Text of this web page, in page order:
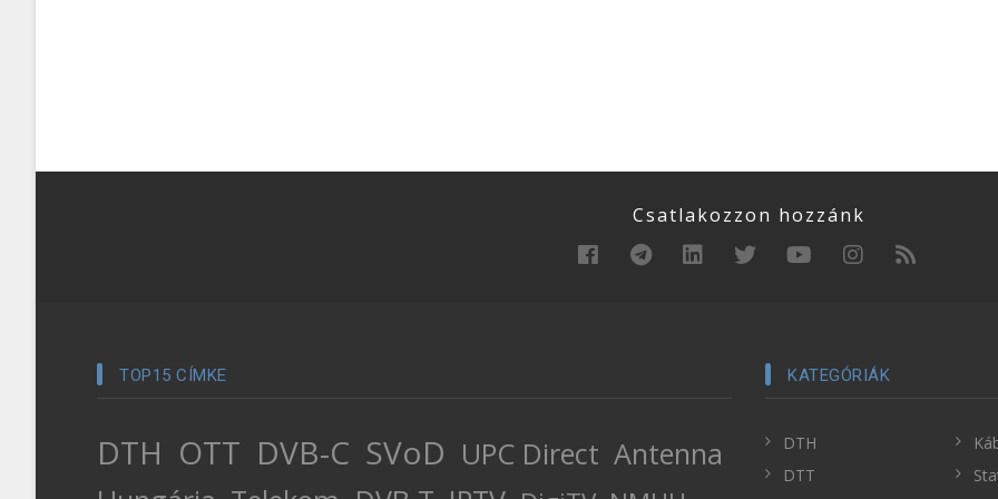
Csatlakozzon hozzánk
TOP15 CÍMKE
DTH OTT DVB-C SVoD UPC Direct Antenna
KATEGÓRIÁK
DTH
DTT